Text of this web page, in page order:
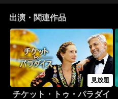
出演・関連作品
見放題
チケット・トゥ・パラダイ